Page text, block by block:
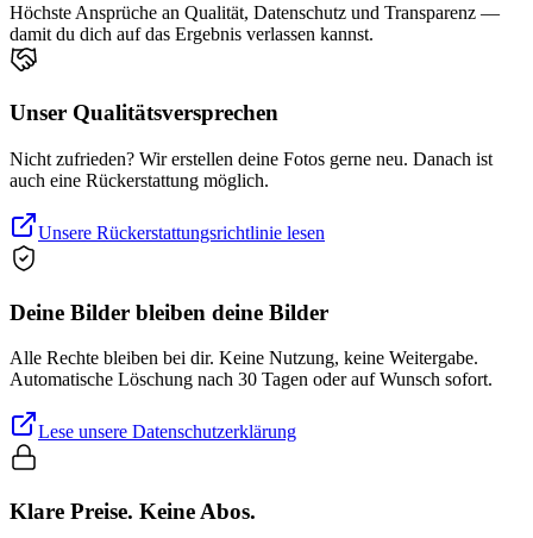
Höchste Ansprüche an Qualität, Datenschutz und Transparenz —
damit du dich auf das Ergebnis verlassen kannst.
Unser Qualitätsversprechen
Nicht zufrieden? Wir erstellen deine Fotos gerne neu. Danach ist
auch eine Rückerstattung möglich.
Unsere Rückerstattungsrichtlinie lesen
Deine Bilder bleiben deine Bilder
Alle Rechte bleiben bei dir. Keine Nutzung, keine Weitergabe.
Automatische Löschung nach 30 Tagen oder auf Wunsch sofort.
Lese unsere Datenschutzerklärung
Klare Preise. Keine Abos.